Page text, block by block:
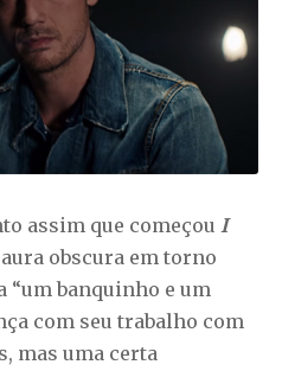
assim que começou I
obscura em torno
“um banquinho e um
com seu trabalho com
mas uma certa